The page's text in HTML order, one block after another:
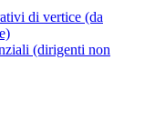
di vertice (da
(dirigenti non